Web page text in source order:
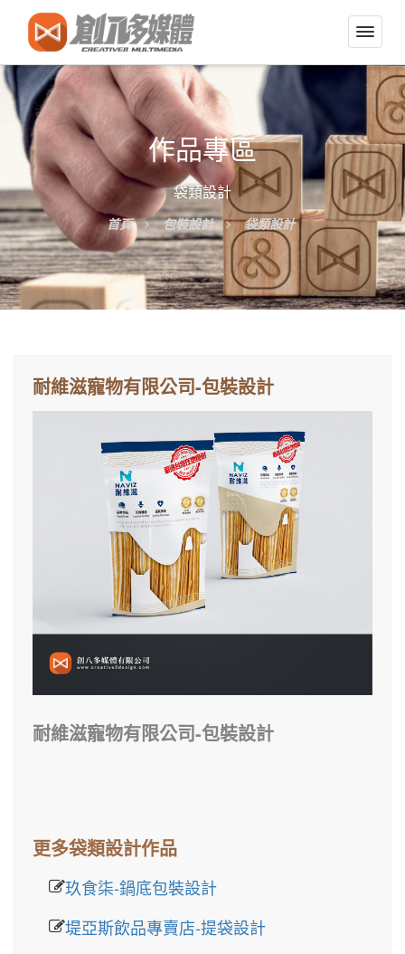
切
換
導
選
單
作品專區
袋類設計
首頁 包裝設計 袋類設計
耐維滋寵物有限公司-包裝設計
耐維滋寵物有限公司-包裝設計
更多袋類設計作品
玖食柒-鍋底包裝設計
堤亞斯飲品專賣店-提袋設計